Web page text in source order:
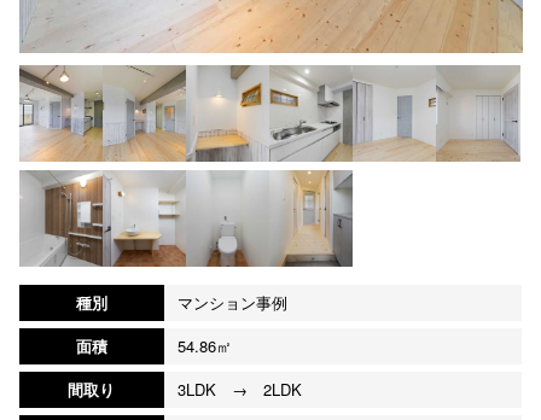
種別
マンション事例
面積
54.86㎡
間取り
3LDK → 2LDK